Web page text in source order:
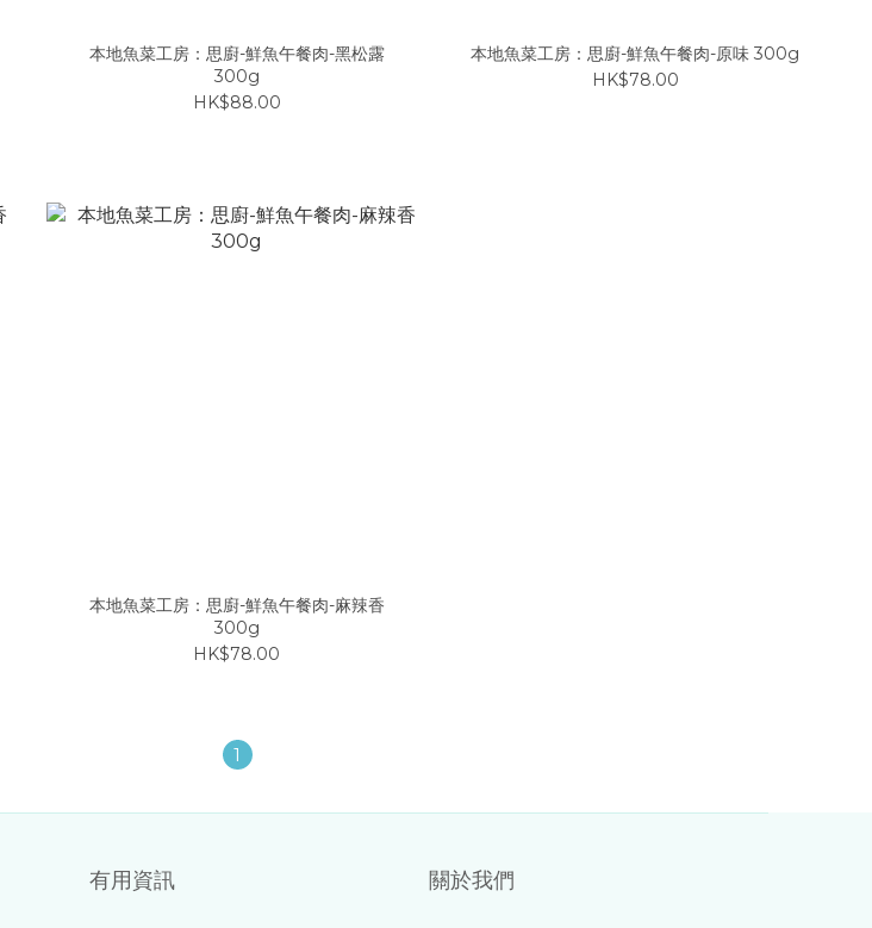
本地魚菜工房：思廚-鮮魚午餐肉-黑松露
300g
HK$88.00
本地魚菜工房：思廚-鮮魚午餐肉-原味 300g
HK$78.00
本地魚菜工房：思廚-鮮魚午餐肉-麻辣香
300g
HK$78.00
1
有用資訊 關於我們